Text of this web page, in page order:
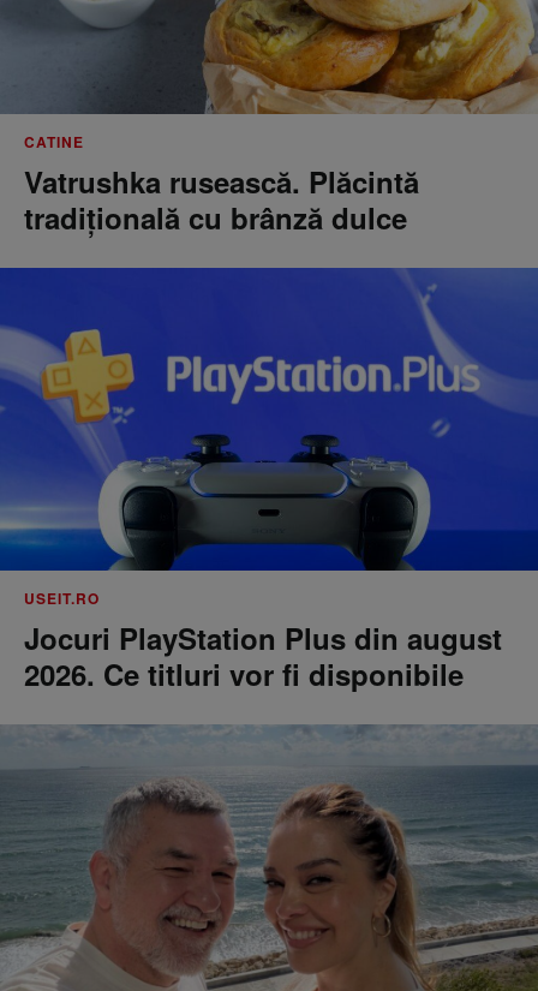
CATINE
Vatrushka rusească. Plăcintă
tradițională cu brânză dulce
USEIT.RO
Jocuri PlayStation Plus din august
2026. Ce titluri vor fi disponibile